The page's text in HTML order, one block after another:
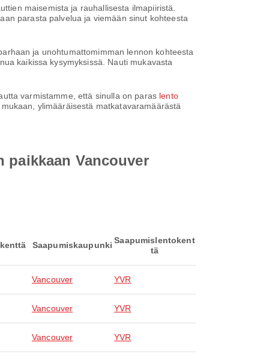
maisemista ja rauhallisesta ilmapiiristä.
parasta palvelua ja viemään sinut kohteesta
ja unohtumattomimman lennon kohteesta
kaikissa kysymyksissä. Nauti mukavasta
varmistamme, että sinulla on paras lento
ylimääräisestä matkatavaramäärästä
paikkaan Vancouver
Saapumiskaupunki Saapumislentokent
tä
Vancouver YVR
Vancouver YVR
Vancouver YVR